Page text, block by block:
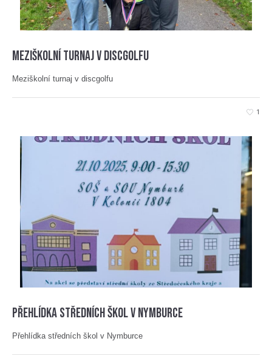
Meziškolní turnaj v discgolfu
Meziškolní turnaj v discgolfu
1
Přehlídka středních škol v Nymburce
Přehlídka středních škol v Nymburce